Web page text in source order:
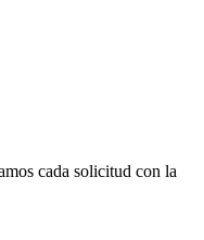
cada solicitud con la